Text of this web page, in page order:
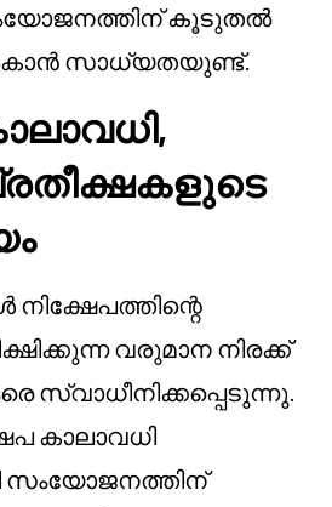
കൂടുതൽ
സാധ്യതയുണ്ട്.
വരുമാന നിരക്ക്
സ്വാധീനിക്കപ്പെടുന്നു.
കാലാവധി
സംയോജനത്തിന്